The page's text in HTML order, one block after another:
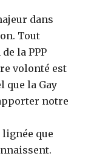
dans
Tout
la PPP
volonté est
que la Gay
notre
que